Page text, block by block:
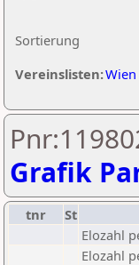
Sortierung
Vereinslisten:Wien
Grafik
tnr St
Elozahl
Elozahl